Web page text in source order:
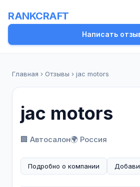
RANKCRAFT
Написать
Главная › Отзывы › jac motors
jac motors
🏢 Автосалон🌍 Россия
Подробно о компании